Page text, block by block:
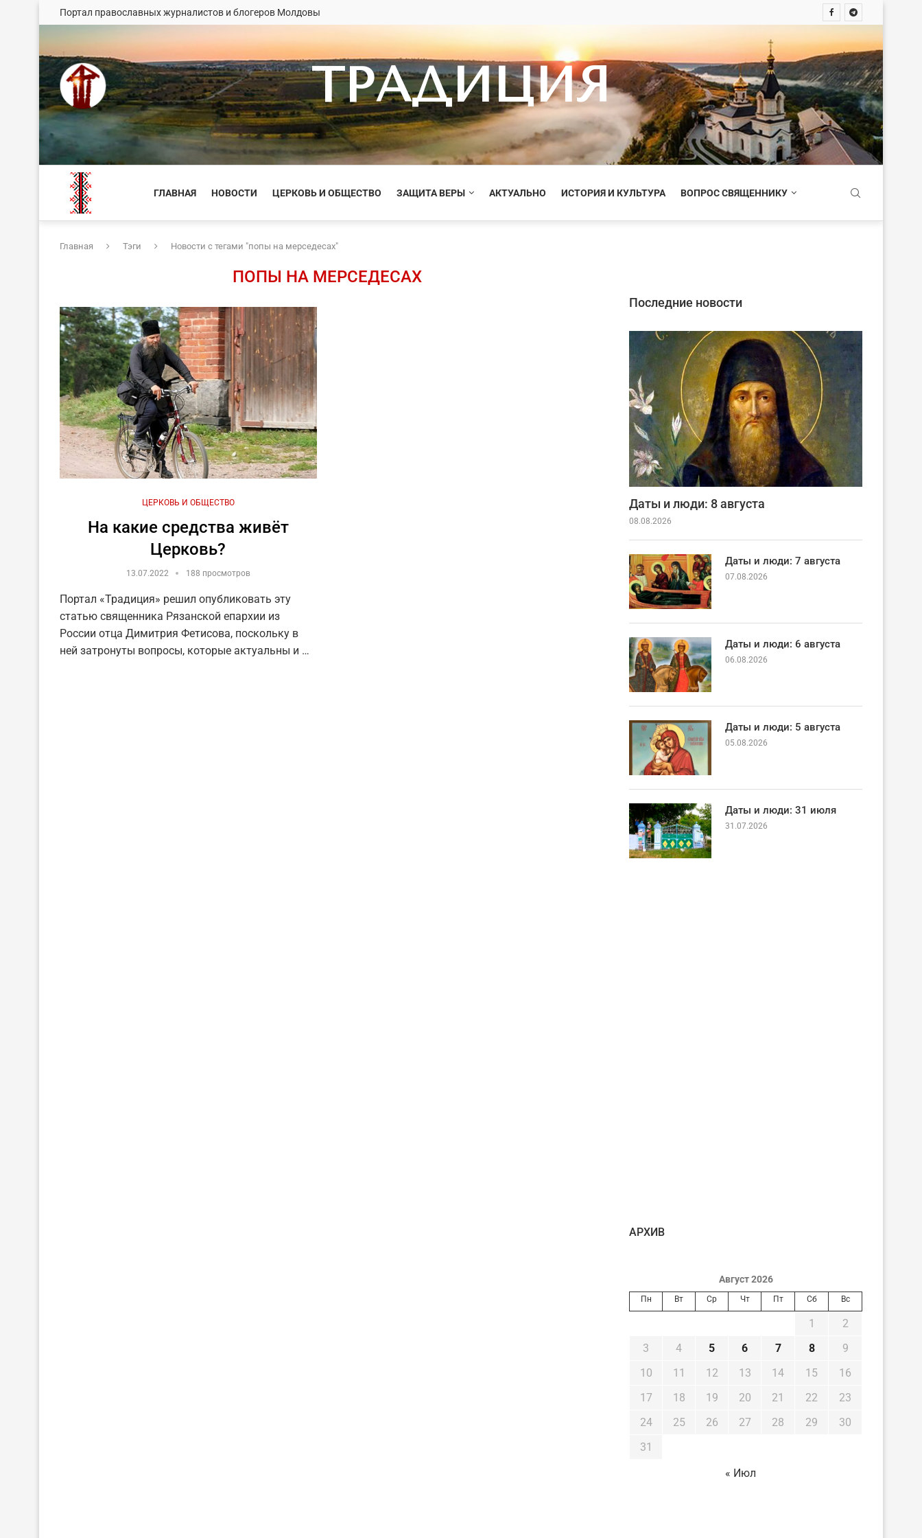
Портал православных журналистов и блогеров Молдовы
ТРАДИЦИЯ
ГЛАВНАЯ НОВОСТИ ЦЕРКОВЬ И ОБЩЕСТВО ЗАЩИТА ВЕРЫ АКТУАЛЬНО ИСТОРИЯ И КУЛЬТУРА ВОПРОС СВЯЩЕННИКУ
Главная Тэги Новости с тегами "попы на мерседесах"
ПОПЫ НА МЕРСЕДЕСАХ
ЦЕРКОВЬ И ОБЩЕСТВО
На какие средства живёт
Церковь?
13.07.2022 188 просмотров
Портал «Традиция» решил опубликовать эту
статью священника Рязанской епархии из
России отца Димитрия Фетисова, поскольку в
ней затронуты вопросы, которые актуальны и …
Последние новости
Даты и люди: 8 августа
08.08.2026
Даты и люди: 7 августа
07.08.2026
Даты и люди: 6 августа
06.08.2026
Даты и люди: 5 августа
05.08.2026
Даты и люди: 31 июля
31.07.2026
AРХИВ
Август 2026
Пн Вт Ср Чт Пт Сб Вс
1
2
3
4 5 6 7 8
9
10
11 12 13 14 15
16
17
18 19 20 21 22
23
24
25 26 27 28 29
30
31
« Июл